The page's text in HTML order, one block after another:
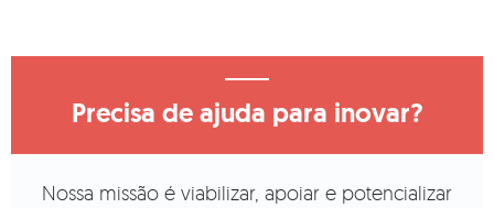
Precisa de ajuda para inovar?
Nossa missão é viabilizar, apoiar e potencializar